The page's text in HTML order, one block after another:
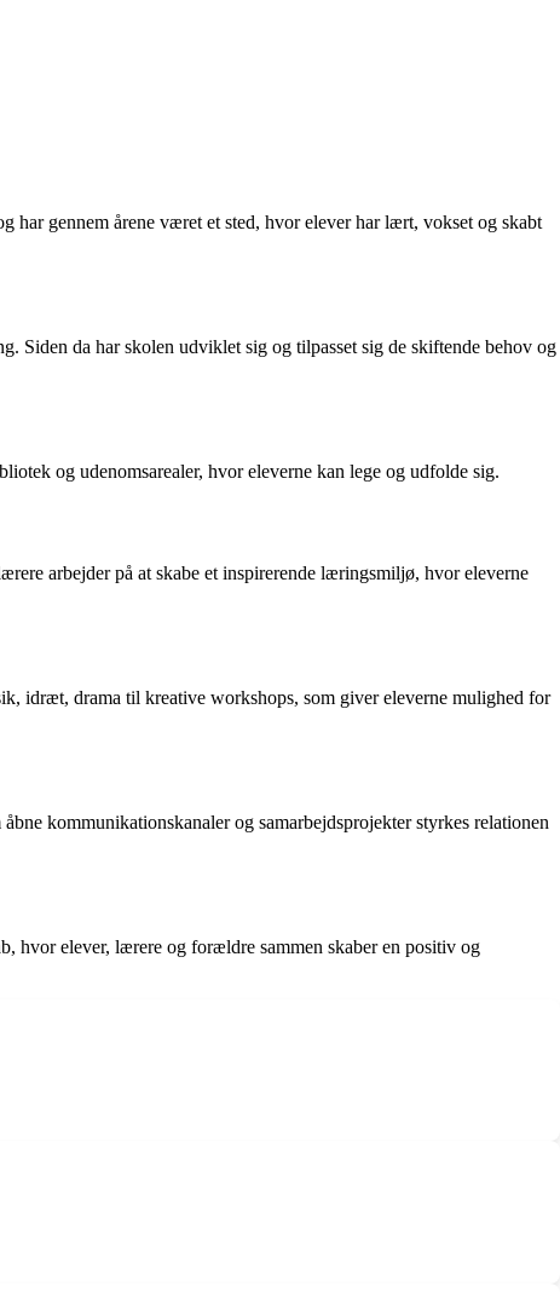
har gennem årene været et sted, hvor elever har lært, vokset og skabt
Siden da har skolen udviklet sig og tilpasset sig de skiftende behov og
og udenomsarealer, hvor eleverne kan lege og udfolde sig.
arbejder på at skabe et inspirerende læringsmiljø, hvor eleverne
idræt, drama til kreative workshops, som giver eleverne mulighed for
kommunikationskanaler og samarbejdsprojekter styrkes relationen
hvor elever, lærere og forældre sammen skaber en positiv og